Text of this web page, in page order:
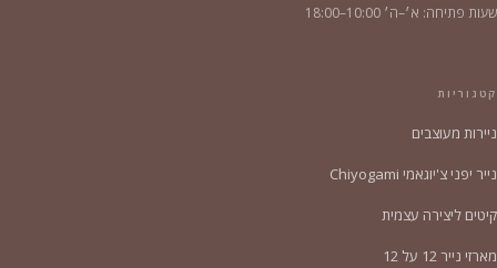
שעות פתיחה: א׳–ה׳ 10:00–18:00
קטגוריות
ניירות מעוצבים
נייר יפני צ'יוגאמי Chiyogami
קיטים ליצירה עצמית
מארזי נייר 12 על 12